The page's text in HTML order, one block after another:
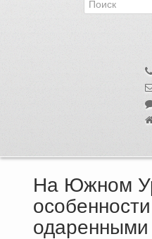
Об Управлении
Муниципальная служба
Информационные
Закупки для
Использование
На Южном
одаренными